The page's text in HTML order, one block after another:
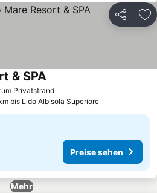
Teilen
Privatstrand
& SPA
bis Lido Albisola Superiore
Preise sehen
Mehr